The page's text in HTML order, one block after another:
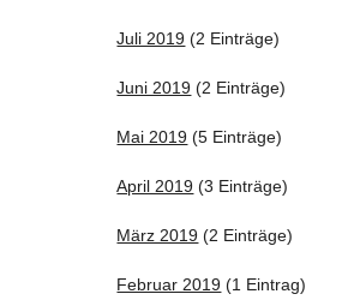
Juli 2019 (2 Einträge)
Juni 2019 (2 Einträge)
Mai 2019 (5 Einträge)
April 2019 (3 Einträge)
März 2019 (2 Einträge)
Februar 2019 (1 Eintrag)